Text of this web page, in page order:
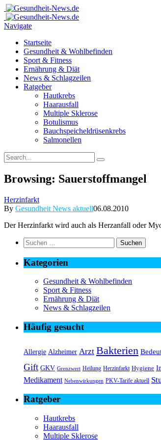
Navigate
Startseite
Gesundheit & Wohlbefinden
Sport & Fitness
Ernährung & Diät
News & Schlagzeilen
Ratgeber
Hautkrebs
Haarausfall
Multiple Sklerose
Botulismus
Bauchspeicheldrüsenkrebs
Salmonellen
Browsing: Sauerstoffmangel
Herzinfarkt
By Gesundheit News aktuell06.08.2010
Der Herzinfarkt wird auch als Herzanfall oder
Suchen
nach:
Kategorien
Gesundheit & Wohlbefinden
Sport & Fitness
Ernährung & Diät
News & Schlagzeilen
Häufig gesucht
Allergie Alzheimer Arzt Bakterien
Gift GKV Grenzwert Heilung Herzinfarkt Hygiene
Medikament Nebenwirkungen PKV-Tarife aktuell
Ratgeber
Hautkrebs
Haarausfall
Multiple Sklerose